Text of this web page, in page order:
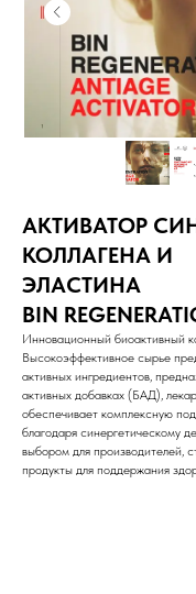
АКТИВАТОР
КОЛЛАГЕНА И
ЭЛАСТИНА
BIN
Инновационный биоактивный
Высокоэффективное сырье
активных ингредиентов,
активных добавках (БАД),
обеспечивает комплексную
благодаря синергетическому
выбором для производителей,
продукты для поддержания